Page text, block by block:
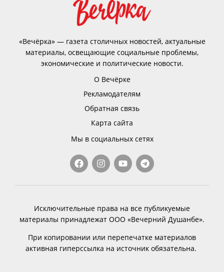
«Вечёрка» — газета столичных новостей, актуальные
материалы, освещающие социальные проблемы,
экономические и политические новости.
О Вечёрке
Рекламодателям
Обратная связь
Карта сайта
Мы в социальных сетях
Исключительные права на все публикуемые
материалы принадлежат ООО «Вечерний Душанбе».
При копировании или перепечатке материалов
активная гиперссылка на источник обязательна.